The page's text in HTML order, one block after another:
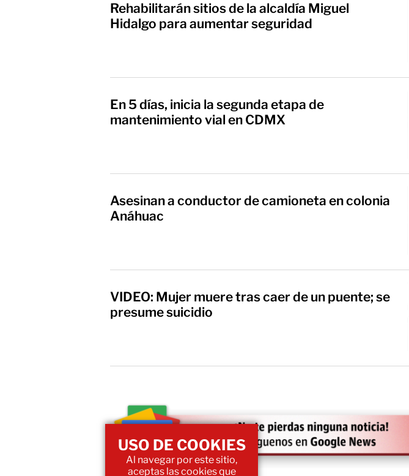
Rehabilitarán sitios de la alcaldía Miguel
Hidalgo para aumentar seguridad
En 5 días, inicia la segunda etapa de
mantenimiento vial en CDMX
Asesinan a conductor de camioneta en colonia
Anáhuac
VIDEO: Mujer muere tras caer de un puente; se
presume suicidio
USO DE COOKIES
Al navegar por este sitio,
aceptas las cookies que